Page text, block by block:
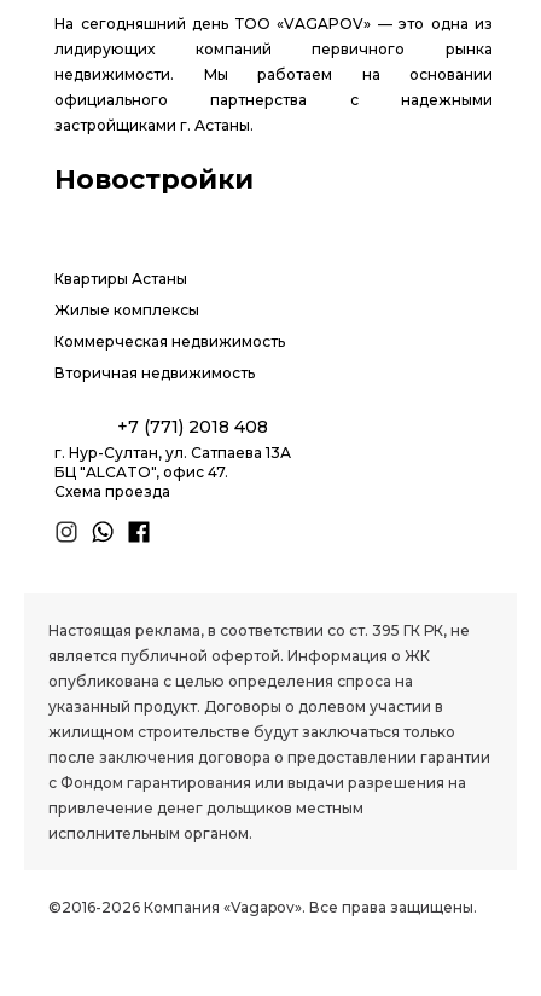
На сегодняшний день ТОО «VAGAPOV» — это одна из
лидирующих компаний первичного рынка
недвижимости. Мы работаем на основании
официального партнерства с надежными
застройщиками г. Астаны.
Новостройки
Квартиры Астаны
Жилые комплексы
Коммерческая недвижимость
Вторичная недвижимость
+7 (771) 2018 408
г. Нур-Султан, ул. Сатпаева 13А
БЦ "ALCATO", офис 47.
Схема проезда
Настоящая реклама, в соответствии со ст. 395 ГК РК, не
является публичной офертой. Информация о ЖК
опубликована с целью определения спроса на
указанный продукт. Договоры о долевом участии в
жилищном строительстве будут заключаться только
после заключения договора о предоставлении гарантии
с Фондом гарантирования или выдачи разрешения на
привлечение денег дольщиков местным
исполнительным органом.
©2016-2026 Компания «Vagapov». Все права защищены.